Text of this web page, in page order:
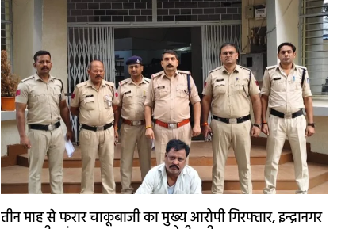
तीन माह से फरार चाकूबाजी का मुख्य आरोपी गिरफ्तार, इन्द्रानगर